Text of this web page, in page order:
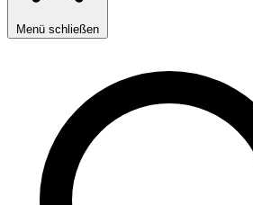
Menü schließen